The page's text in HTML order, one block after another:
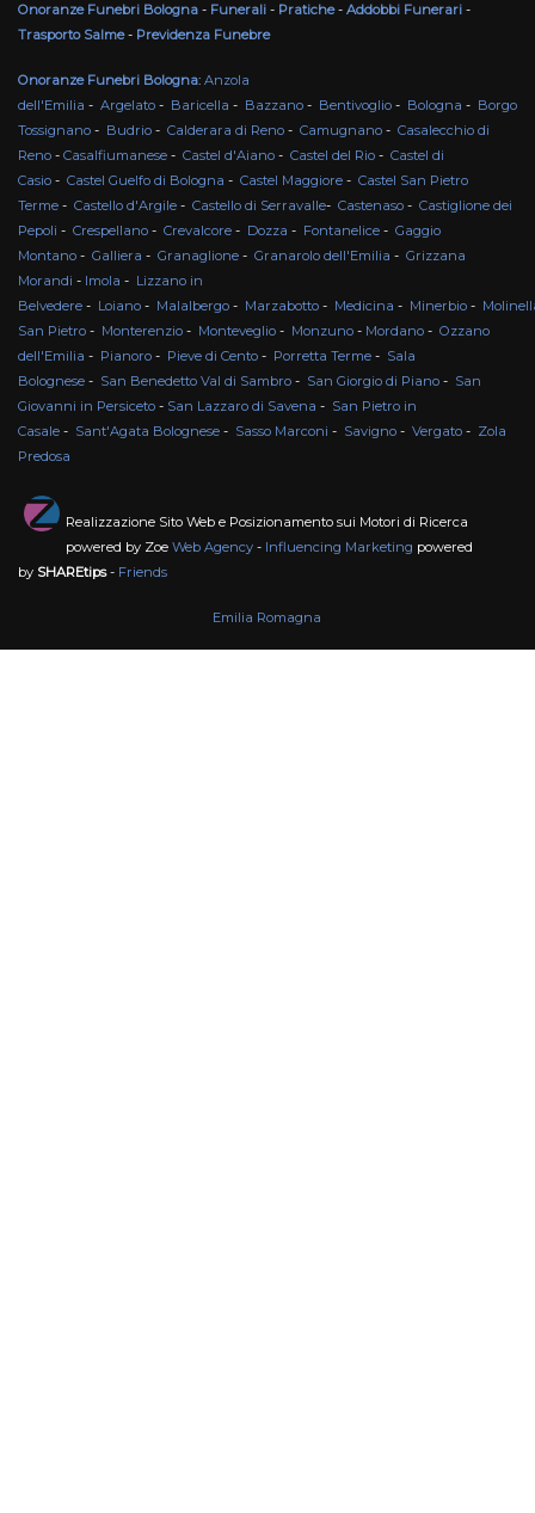
Onoranze Funebri Bologna- Funerali- Pratiche- Addobbi Funerari-
Trasporto Salme- Previdenza Funebre
Onoranze Funebri Bologna: Anzola
dell'Emilia - Argelato- Baricella - Bazzano- Bentivoglio- Bologna - Borgo
Tossignano- Budrio- Calderara di Reno- Camugnano- Casalecchio di
Reno- Casalfiumanese- Castel d'Aiano- Castel del Rio- Castel di
Casio- Castel Guelfo di Bologna - Castel Maggiore- Castel San Pietro
Terme- Castello d'Argile- Castello di Serravalle- Castenaso- Castiglione dei
Pepoli - Crespellano- Crevalcore- Dozza - Fontanelice- Gaggio
Montano- Galliera - Granaglione- Granarolo dell'Emilia - Grizzana
Morandi - Imola - Lizzano in
Belvedere- Loiano- Malalbergo- Marzabotto- Medicina - Minerbio-
San Pietro- Monterenzio- Monteveglio- Monzuno- Mordano- Ozzano
dell'Emilia - Pianoro- Pieve di Cento- Porretta Terme- Sala
Bolognese- San Benedetto Val di Sambro- San Giorgio di Piano- San
Giovanni in Persiceto- San Lazzaro di Savena - San Pietro in
Casale- Sant'Agata Bolognese- Sasso Marconi - Savigno- Vergato- Zola
Predosa
Realizzazione Sito Web e Posizionamento sui Motori di Ricerca
powered by Zoe Web Agency- Influencing Marketing powered
by SHAREtips- Friends
Emilia Romagna